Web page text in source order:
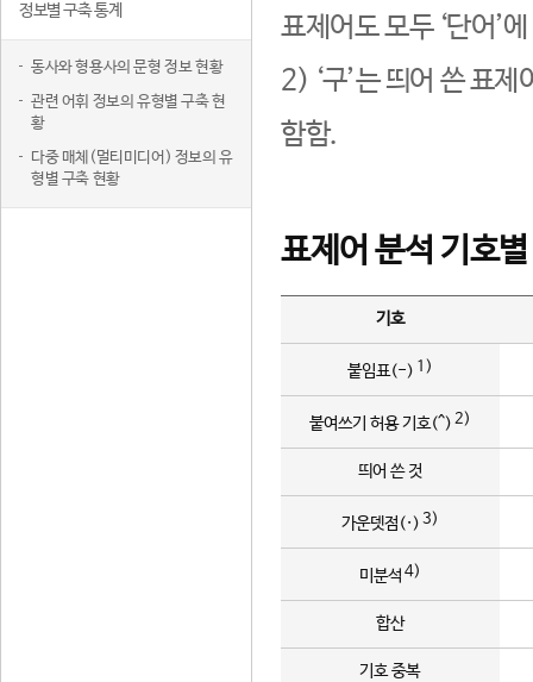
정보별 구축 통계
동사와 형용사의 문형 정보 현황
관련 어휘 정보의 유형별 구축 현
황
다중 매체(멀티미디어) 정보의 유
형별 구축 현황
표제어도 모두 ‘단어’
2) ‘구’는 띄어 쓴 표
함함.
표제어 분석 기호
기호
붙임표(-) 1)
붙여쓰기 허용 기호(^) 2)
띄어 쓴 것
가운뎃점(·) 3)
미분석 4)
합산
기호 중복